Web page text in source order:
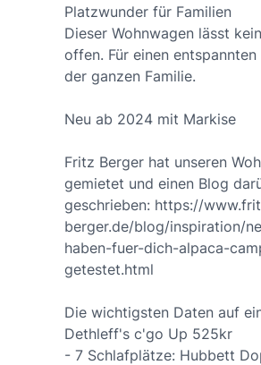
Platzwunder für Familien
Dieser Wohnwagen lässt
offen. Für einen
der ganzen Familie.
Neu ab 2024 mit Markise
Fritz Berger hat unseren
gemietet und einen Blog
geschrieben: https://
berger.de/blog/inspiration/
haben-fuer-dich-alpaca-
getestet.html
Die wichtigsten Daten auf
Dethleff's c'go Up 525kr
- 7 Schlafplätze: Hubbett